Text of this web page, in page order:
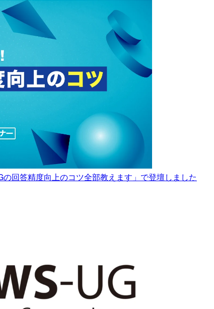
回答精度向上のコツ全部教えます」で登壇しました